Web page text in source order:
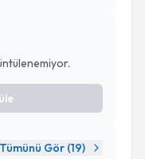
Tümünü Gör (19)